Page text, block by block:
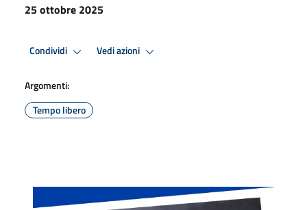
25 ottobre 2025
Condividi Vedi azioni
Argomenti:
Tempo libero